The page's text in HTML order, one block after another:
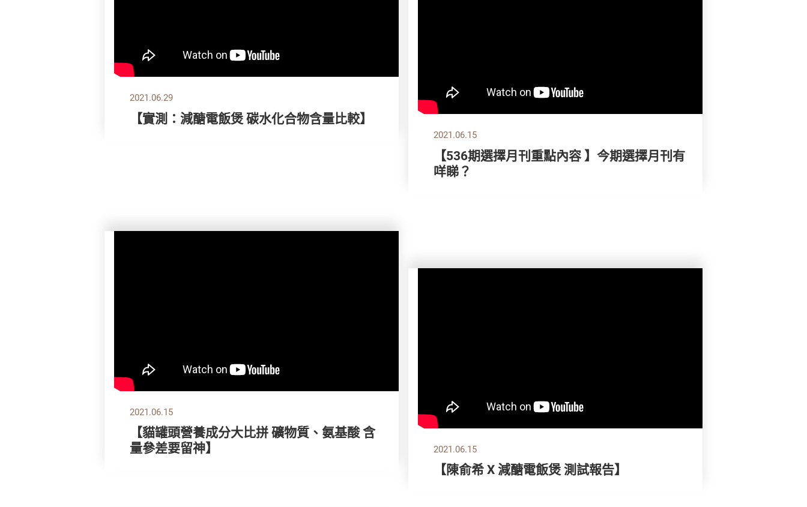
2021.06.29
【實測：減醣電飯煲 碳水化合物含量比較】
2021.06.15
【536期選擇月刊重點內容 】今期選擇月刊有
咩睇？
2021.06.15
【貓罐頭營養成分大比拼 礦物質、氨基酸 含
量參差要留神】
2021.06.15
【陳俞希 X 減醣電飯煲 測試報告】